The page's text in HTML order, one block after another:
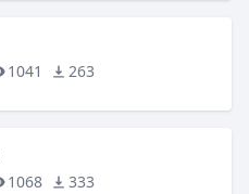
1041 263
1068 333